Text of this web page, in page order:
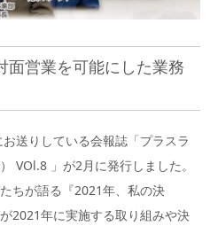
営業を可能にした業務
送りしている会報誌「プラスラ
VOl.8 」が2月に発行しました。
ちが語る『2021年、私の決
2021年に実施する取り組みや決